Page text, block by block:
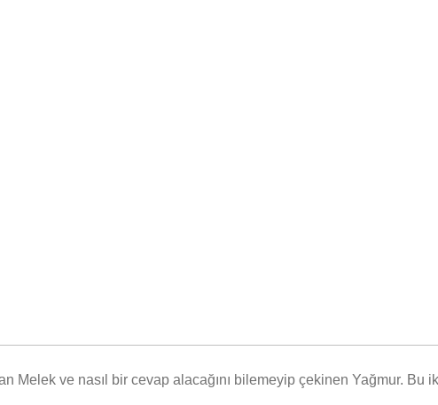
Melek ve nasıl bir cevap alacağını bilemeyip çekinen Yağmur.